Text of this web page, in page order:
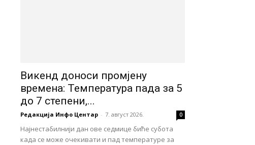
Викенд доноси промјену
времена: Температура пада за 5
до 7 степени,...
Редакција Инфо Центар - 7. август 2026. 0
Најнестабилнији дан ове седмице биће субота
када се може очекивати и пад температуре за